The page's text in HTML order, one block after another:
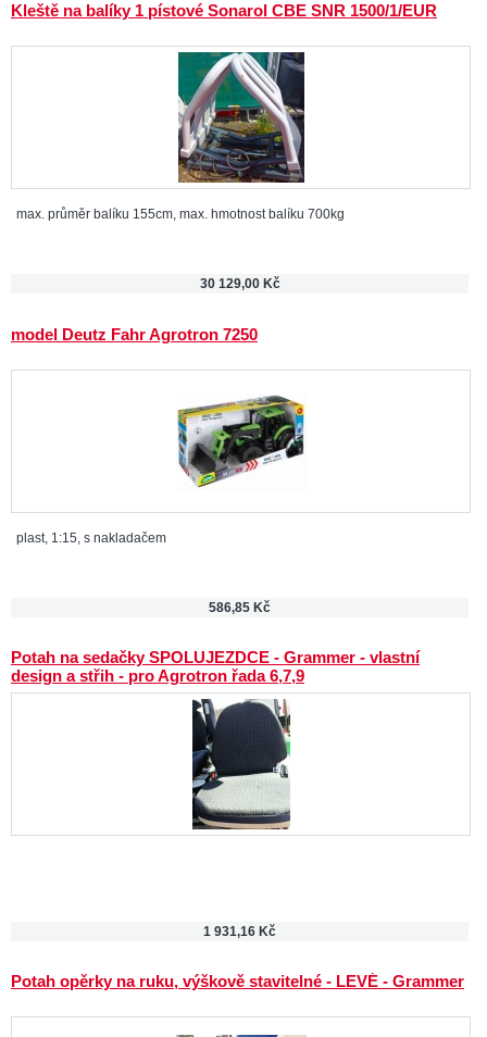
Kleště na balíky 1 pístové Sonarol CBE SNR 1500/1/EUR
max. průměr balíku 155cm, max. hmotnost balíku 700kg
30 129,00 Kč
model Deutz Fahr Agrotron 7250
plast, 1:15, s nakladačem
586,85 Kč
Potah na sedačky SPOLUJEZDCE - Grammer - vlastní
design a střih - pro Agrotron řada 6,7,9
1 931,16 Kč
Potah opěrky na ruku, výškově stavitelné - LEVÉ - Grammer